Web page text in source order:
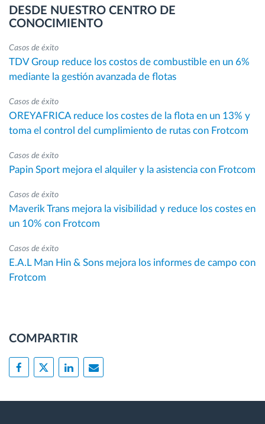
DESDE NUESTRO CENTRO DE
CONOCIMIENTO
Casos de éxito
TDV Group reduce los costos de combustible en un 6%
mediante la gestión avanzada de flotas
Casos de éxito
OREYAFRICA reduce los costes de la flota en un 13% y
toma el control del cumplimiento de rutas con Frotcom
Casos de éxito
Papin Sport mejora el alquiler y la asistencia con Frotcom
Casos de éxito
Maverik Trans mejora la visibilidad y reduce los costes en
un 10% con Frotcom
Casos de éxito
E.A.L Man Hin & Sons mejora los informes de campo con
Frotcom
COMPARTIR